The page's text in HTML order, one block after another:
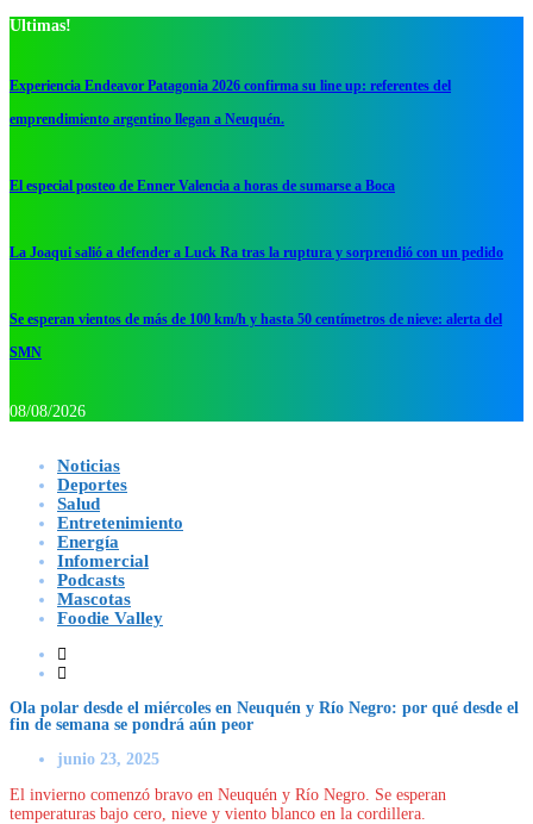
Ultimas!
Experiencia Endeavor Patagonia 2026 confirma su line up: referentes del
emprendimiento argentino llegan a Neuquén.
El especial posteo de Enner Valencia a horas de sumarse a Boca
La Joaqui salió a defender a Luck Ra tras la ruptura y sorprendió con un pedido
Se esperan vientos de más de 100 km/h y hasta 50 centímetros de nieve: alerta del
SMN
08/08/2026
Noticias
Deportes
Salud
Entretenimiento
Energía
Infomercial
Podcasts
Mascotas
Foodie Valley
Ola polar desde el miércoles en Neuquén y Río Negro: por qué desde el
fin de semana se pondrá aún peor
junio 23, 2025
El invierno comenzó bravo en Neuquén y Río Negro. Se esperan
temperaturas bajo cero, nieve y viento blanco en la cordillera.